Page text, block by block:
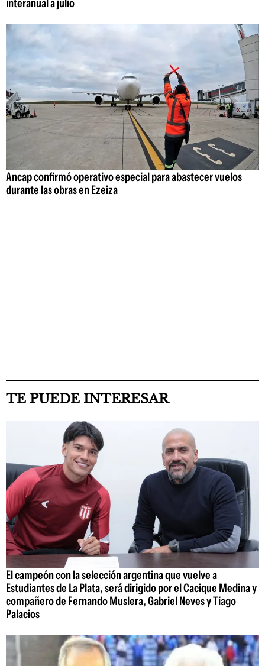
Ancap confirmó operativo especial para abastecer vuelos
durante las obras en Ezeiza
TE PUEDE INTERESAR
El campeón con la selección argentina que vuelve a
Estudiantes de La Plata, será dirigido por el Cacique Medina y
compañero de Fernando Muslera, Gabriel Neves y Tiago
Palacios